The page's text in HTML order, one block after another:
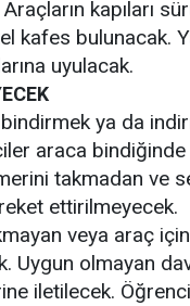
kapıları
kafes bulunacak.
uyulacak.
ya da
araca bindiğinde
takmadan ve
ettirilmeyecek.
veya araç
Uygun olmayan
iletilecek.